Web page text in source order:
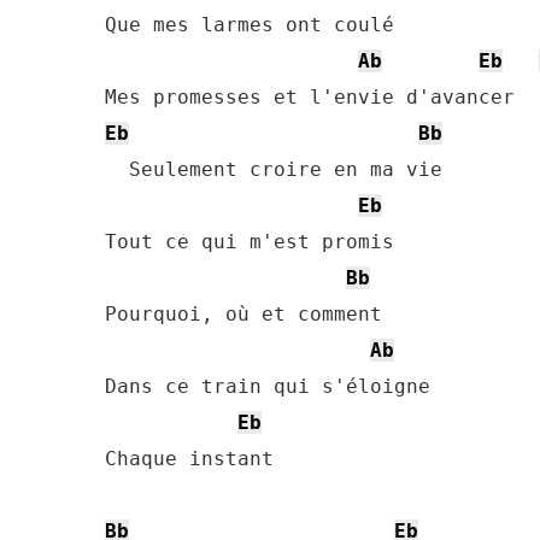
Que mes larmes ont coulé
Ab
Eb
Eb
Bb
  Seulement croire en ma vie
Eb
Tout ce qui m'est promis
Bb
Pourquoi, où et comment
Ab
Dans ce train qui s'éloigne
Eb
Chaque instant
Bb Eb